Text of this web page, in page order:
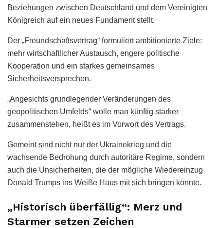
Beziehungen zwischen Deutschland und dem Vereinigten
Königreich auf ein neues Fundament stellt.
Der „Freundschaftsvertrag“ formuliert ambitionierte Ziele:
mehr wirtschaftlicher Austausch, engere politische
Kooperation und ein starkes gemeinsames
Sicherheitsversprechen.
„Angesichts grundlegender Veränderungen des
geopolitischen Umfelds“ wolle man künftig stärker
zusammenstehen, heißt es im Vorwort des Vertrags.
Gemeint sind nicht nur der Ukrainekrieg und die
wachsende Bedrohung durch autoritäre Regime, sondern
auch die Unsicherheiten, die der mögliche Wiedereinzug
Donald Trumps ins Weiße Haus mit sich bringen könnte.
„Historisch überfällig“: Merz und
Starmer setzen Zeichen